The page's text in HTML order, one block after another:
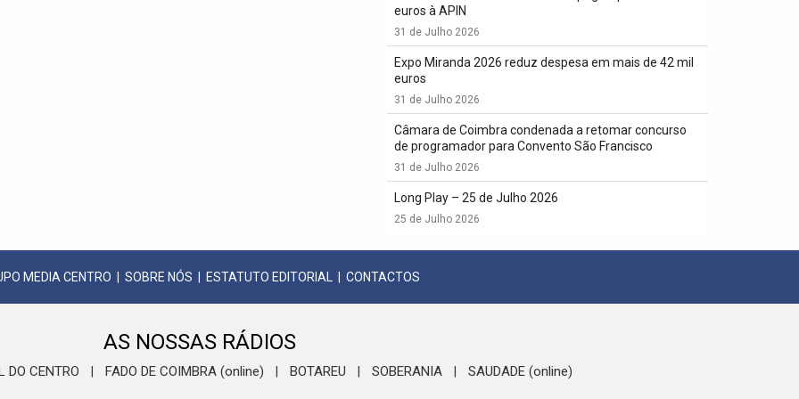
euros à APIN
31 de Julho 2026
Expo Miranda 2026 reduz despesa em mais de 42 mil
euros
31 de Julho 2026
Câmara de Coimbra condenada a retomar concurso
de programador para Convento São Francisco
31 de Julho 2026
Long Play – 25 de Julho 2026
25 de Julho 2026
MEDIA CENTRO SOBRE NÓS ESTATUTO EDITORIAL CONTACTOS
AS NOSSAS RÁDIOS
DO CENTRO FADO DE COIMBRA (online) BOTAREU SOBERANIA SAUDADE (online)